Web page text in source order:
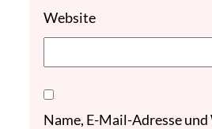
Website
Name, E-Mail-Adresse